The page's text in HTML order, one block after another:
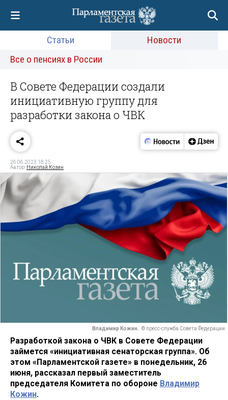
Статьи
Новости
Все о пенсиях в России
В Совете Федерации создали
инициативную группу для
разработки закона о ЧВК
26.06.2023 18:25
Автор: Николай Козин
Владимир Кожин. © пресс-служба Совета Федерации
Разработкой закона о ЧВК в Совете Федерации
займется «инициативная сенаторская группа». Об
этом «Парламентской газете» в понедельник, 26
июня, рассказал первый заместитель
председателя Комитета по обороне Владимир
Кожин.